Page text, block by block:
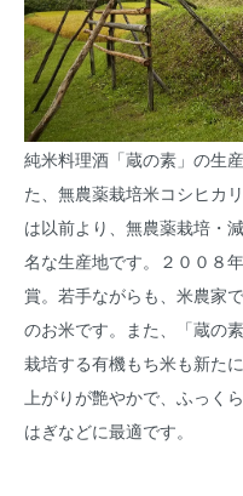
純米料理酒「蔵の素」の生
た、無農薬栽培米コシヒカ
は以前より、無農薬栽培・
名な生産地です。２００８
賞。若手ながらも、米農家
のお米です。また、「蔵の
栽培する有機もち米も新た
上がりが艶やかで、ふっく
はぎなどに最適です。